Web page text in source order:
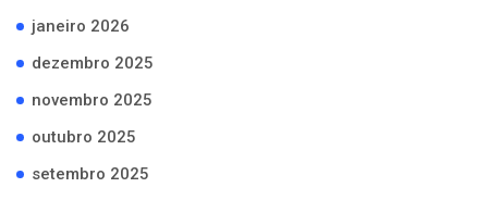
janeiro 2026
dezembro 2025
novembro 2025
outubro 2025
setembro 2025